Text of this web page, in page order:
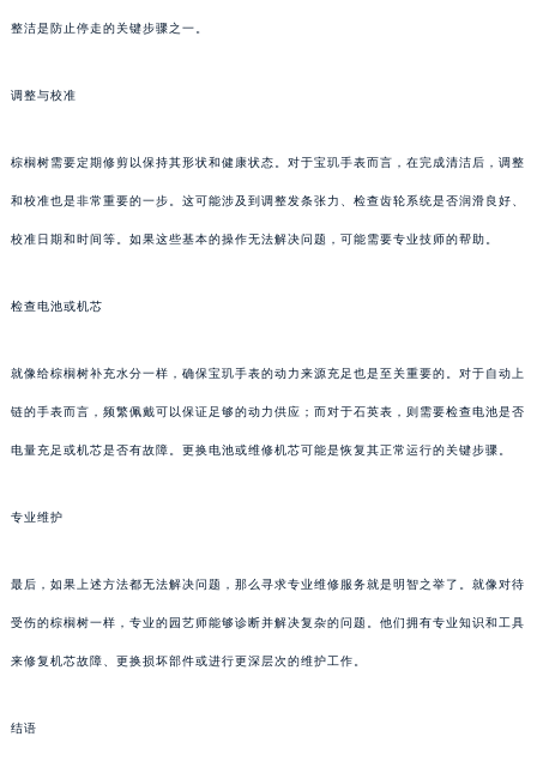
整洁是防止停走的关键步骤之一。
调整与校准
棕榈树需要定期修剪以保持其形状和健康状态。对于宝玑手表而言，在完成清洁后，调整
和校准也是非常重要的一步。这可能涉及到调整发条张力、检查齿轮系统是否润滑良好、
校准日期和时间等。如果这些基本的操作无法解决问题，可能需要专业技师的帮助。
检查电池或机芯
就像给棕榈树补充水分一样，确保宝玑手表的动力来源充足也是至关重要的。对于自动上
链的手表而言，频繁佩戴可以保证足够的动力供应；而对于石英表，则需要检查电池是否
电量充足或机芯是否有故障。更换电池或维修机芯可能是恢复其正常运行的关键步骤。
专业维护
最后，如果上述方法都无法解决问题，那么寻求专业维修服务就是明智之举了。就像对待
受伤的棕榈树一样，专业的园艺师能够诊断并解决复杂的问题。他们拥有专业知识和工具
来修复机芯故障、更换损坏部件或进行更深层次的维护工作。
结语